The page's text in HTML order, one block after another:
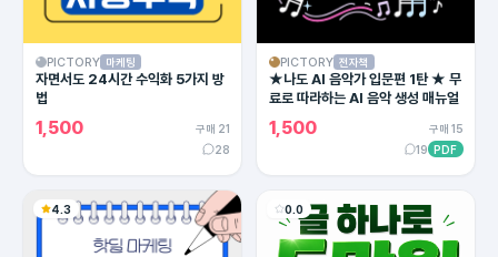
PICTORY 마케팅
자면서도 24시간 수익화 5가지 방
법
1,500
구매 21
28
PICTORY 전자책
★나도 AI 음악가 입문편 1탄 ★ 무
료로 따라하는 AI 음악 생성 매뉴얼
1,500
구매 15
19 PDF
4.3 0.0